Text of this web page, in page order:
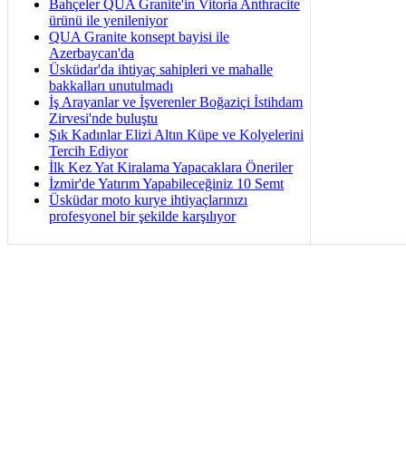
Bahçeler QUA Granite'in Vitoria Anthracite
ürünü ile yenileniyor
QUA Granite konsept bayisi ile
Azerbaycan'da
Üsküdar'da ihtiyaç sahipleri ve mahalle
bakkalları unutulmadı
İş Arayanlar ve İşverenler Boğaziçi İstihdam
Zirvesi'nde buluştu
Şık Kadınlar Elizi Altın Küpe ve Kolyelerini
Tercih Ediyor
İlk Kez Yat Kiralama Yapacaklara Öneriler
İzmir'de Yatırım Yapabileceğiniz 10 Semt
Üsküdar moto kurye ihtiyaçlarınızı
profesyonel bir şekilde karşılıyor